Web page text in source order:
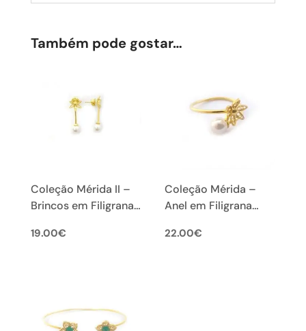
Também pode gostar…
Coleção Mérida II –
Brincos em Filigrana
19.00€
Coleção Mérida –
Anel em Filigrana
22.00€